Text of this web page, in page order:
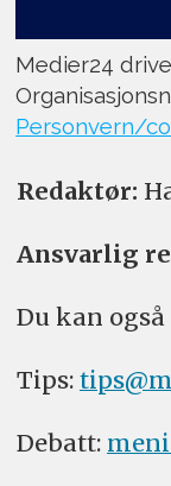
Medier24
Personvern/
Redaktør:
Ansvarlig
Du kan
Tips:
Debatt: